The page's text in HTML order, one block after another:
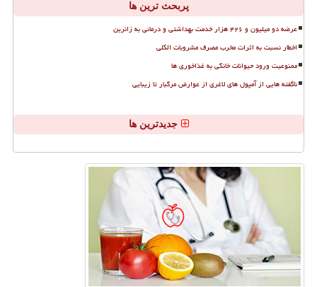
پربحث ترین ها
عرضه دو میلیون و ۴۲۶ هزار خدمت بهداشتی و درمانی به زائرین
اخطار نسبت به اثرات مخرب مصرف مشروبات الکلی
ممنوعیت ورود حیوانات خانگی به غذاخوری ها
ناگفته هایی از آمپول های لاغری از عوارض مرگبار تا زیبایی
جدیدترین ها